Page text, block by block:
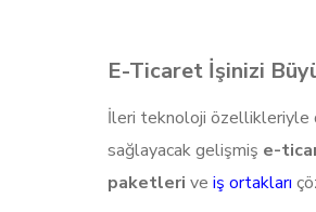
E-Ticaret İşinizi
İleri teknoloji özellikleriyle
sağlayacak gelişmiş e-
paketleri ve iş ortakları